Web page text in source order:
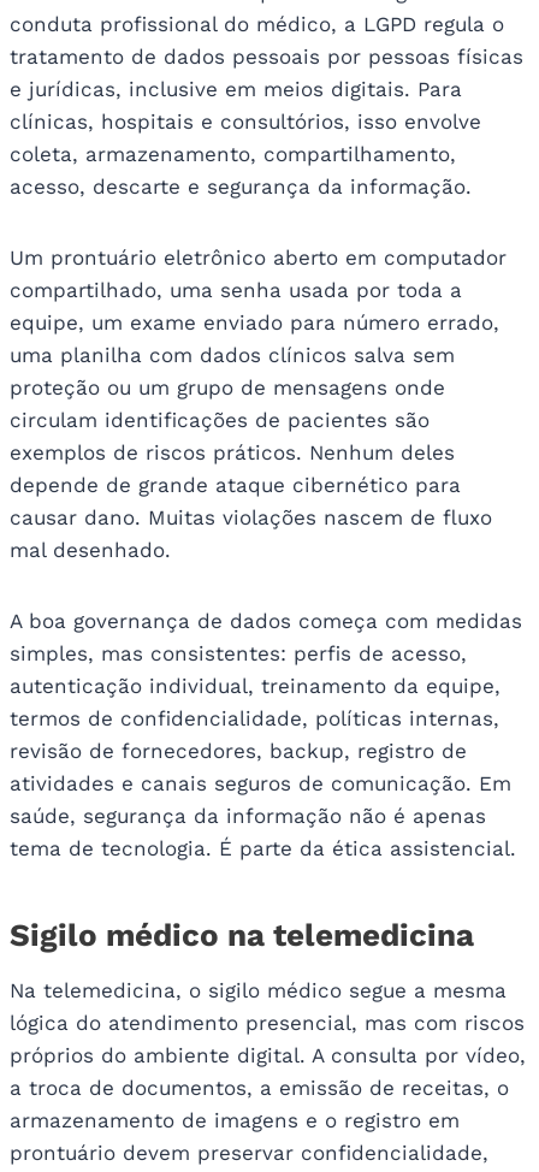
conduta profissional do médico, a LGPD regula o
tratamento de dados pessoais por pessoas físicas
e jurídicas, inclusive em meios digitais. Para
clínicas, hospitais e consultórios, isso envolve
coleta, armazenamento, compartilhamento,
acesso, descarte e segurança da informação.
Um prontuário eletrônico aberto em computador
compartilhado, uma senha usada por toda a
equipe, um exame enviado para número errado,
uma planilha com dados clínicos salva sem
proteção ou um grupo de mensagens onde
circulam identificações de pacientes são
exemplos de riscos práticos. Nenhum deles
depende de grande ataque cibernético para
causar dano. Muitas violações nascem de fluxo
mal desenhado.
A boa governança de dados começa com medidas
simples, mas consistentes: perfis de acesso,
autenticação individual, treinamento da equipe,
termos de confidencialidade, políticas internas,
revisão de fornecedores, backup, registro de
atividades e canais seguros de comunicação. Em
saúde, segurança da informação não é apenas
tema de tecnologia. É parte da ética assistencial.
Sigilo médico na telemedicina
Na telemedicina, o sigilo médico segue a mesma
lógica do atendimento presencial, mas com riscos
próprios do ambiente digital. A consulta por vídeo,
a troca de documentos, a emissão de receitas, o
armazenamento de imagens e o registro em
prontuário devem preservar confidencialidade,